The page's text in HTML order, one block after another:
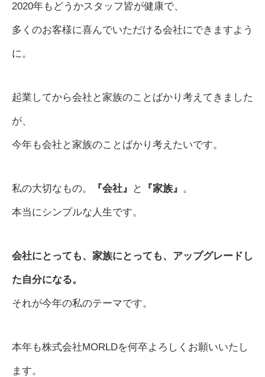
2020年もどうかスタッフ皆が健康で、
多くのお客様に喜んでいただける会社にできますよう
に。
起業してから会社と家族のことばかり考えてきました
が、
今年も会社と家族のことばかり考えたいです。
私の大切なもの。 『会社』 と 『家族』 。
本当にシンプルな人生です。
会社にとっても、家族にとっても、アップグレードし
た自分になる。
それが今年の私のテーマです。
本年も株式会社MORLDを何卒よろしくお願いいたし
ます。